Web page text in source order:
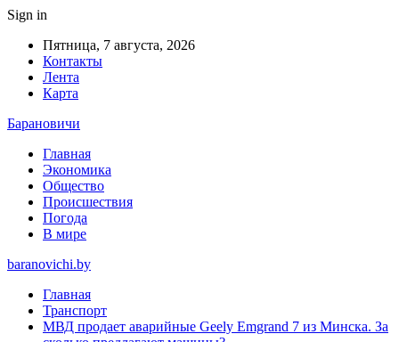
Sign in
Пятница, 7 августа, 2026
Контакты
Лента
Карта
Барановичи
Главная
Экономика
Общество
Происшествия
Погода
В мире
baranovichi.by
Главная
Транспорт
МВД продает аварийные Geely Emgrand 7 из Минска. За